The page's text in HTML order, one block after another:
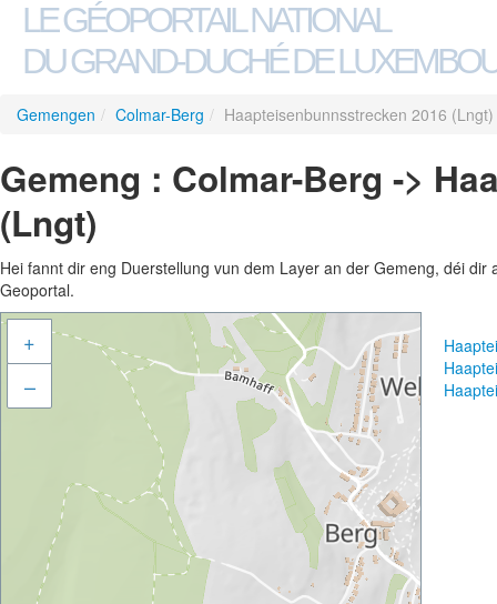
LE GÉOPORTAIL NATIONAL
DU GRAND-DUCHÉ DE
Gemengen / Colmar-Berg / Haapteisenbunnsstrecken 2016 (Lngt)
Gemeng : Colmar-Berg ->
(Lngt)
Hei fannt dir eng Duerstellung vun dem Layer an der Gemeng, déi
Geoportal.
+
–